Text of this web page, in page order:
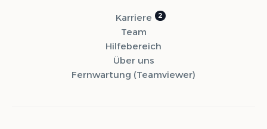
Karriere
Team
Hilfebereich
Über uns
Fernwartung (Teamviewer)